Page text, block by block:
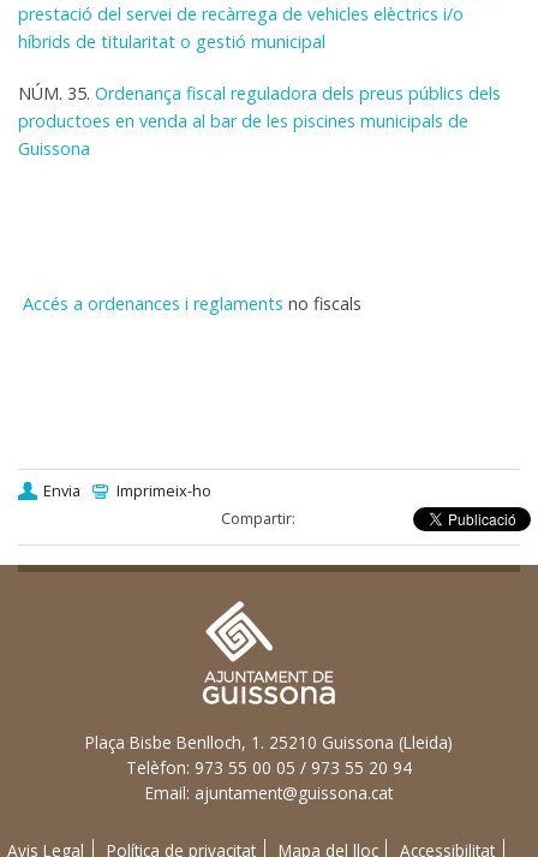
prestació del servei de recàrrega de vehicles elèctrics i/o
híbrids de titularitat o gestió municipal
NÚM. 35. Ordenança fiscal reguladora dels preus públics dels
productoes en venda al bar de les piscines municipals de
Guissona
Accés a ordenances i reglaments no fiscals
Envia
Imprimeix-ho
Compartir:
Plaça Bisbe Benlloch, 1. 25210 Guissona (Lleida)
Telèfon: 973 55 00 05 / 973 55 20 94
Email: ajuntament@guissona.cat
Avis Legal Política de privacitat Mapa del lloc Accessibilitat